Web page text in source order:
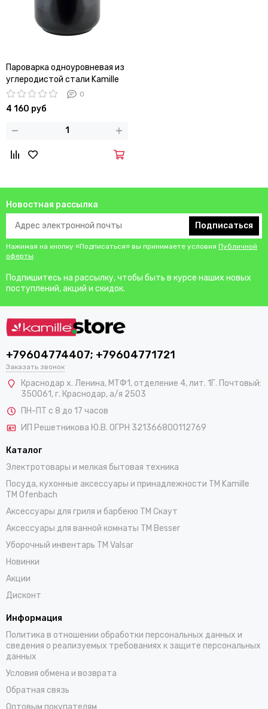
Пароварка одноуровневая из
углеродистой стали Kamille
KM 5831 (диаметр 26 см,
объем 10 л.)
0
4 160 руб
Новостная рассылка
Подписаться
Нажимая на кнопку «Подписаться» вы принимаете условия Публичной
оферты.
Подпишитесь на рассылку, чтобы быть в курсе наших новых
поступлений, акций и скидок.
+79604774407; +79604771721
Заказать звонок
Краснодар х. Ленина, МТФ1, отделение 4, лит. 1Г. Почтовый:
350061, г. Краснодар, а/я 2503
ПН-ПТ с 8 до 17 часов
ИП Решетникова Ю.В. ОГРН 321366800112769
Каталог
Электротовары и мелкая бытовая техника
Посуда, кухонные аксессуары и принадлежности TM Kamille
TM Ofenbach
Аксессуары для гриля и барбекю TM Скаут
Аксессуары для ванной комнаты TM Besser
Уборочный инвентарь TM Valsar
Новинки
Акции
Дисконт
Информация
Политика в отношении обработки персональных данных и
сведения о реализуемых требованиях к защите персональных
данных
Условия обмена и возврата
Обратная связь